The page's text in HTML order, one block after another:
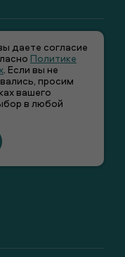
даете согласие
Политике
. Если вы не
просим
вашего
в любой